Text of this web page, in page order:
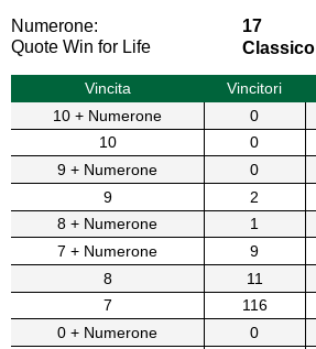
Numerone:
17
Quote Win for Life
Classico
Vincita Vincitori
10 + Numerone
0
10
0
9 + Numerone
0
9
2
8 + Numerone
1
7 + Numerone
9
8
11
7
116
0 + Numerone
0